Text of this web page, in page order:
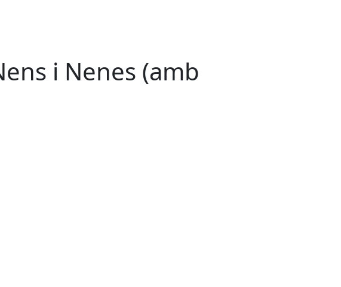
i Nenes (amb